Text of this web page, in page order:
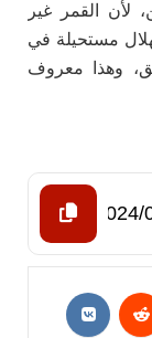
لأن القمر غير
مستحيلة في
وهذا معروف